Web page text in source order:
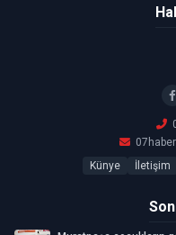
Künye
İletişim